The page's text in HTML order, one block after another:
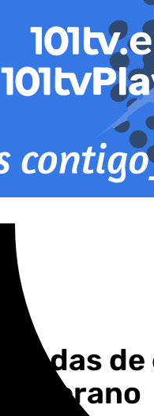
verano